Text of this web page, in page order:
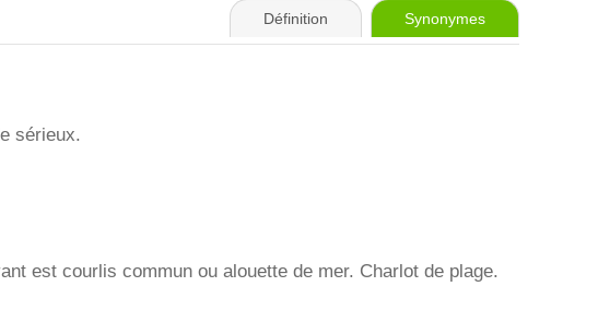
Définition Synonymes
sérieux.
est courlis commun ou alouette de mer. Charlot de plage.